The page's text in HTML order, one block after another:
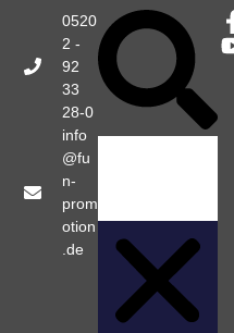
0520
2 -
92
33
28-0
info
@fu
n-
prom
otion
.de